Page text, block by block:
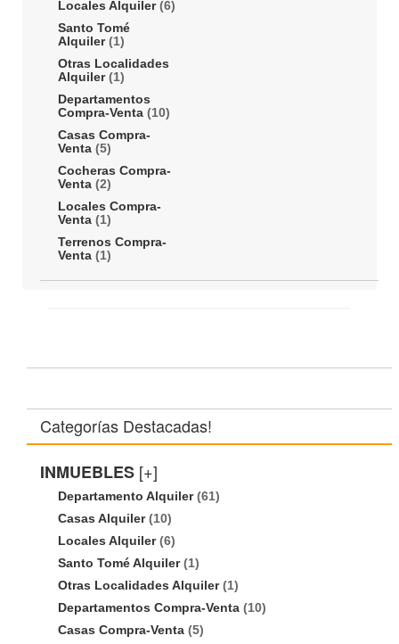
Locales Alquiler(6)
Santo Tomé
Alquiler(1)
Otras Localidades
Alquiler(1)
Departamentos
Compra-Venta (10)
Casas Compra-
Venta (5)
Cocheras Compra-
Venta (2)
Locales Compra-
Venta (1)
Terrenos Compra-
Venta (1)
Categorías Destacadas!
INMUEBLES [+]
Departamento Alquiler(61)
Casas Alquiler(10)
Locales Alquiler(6)
Santo Tomé Alquiler(1)
Otras Localidades Alquiler(1)
Departamentos Compra-Venta (10)
Casas Compra-Venta (5)